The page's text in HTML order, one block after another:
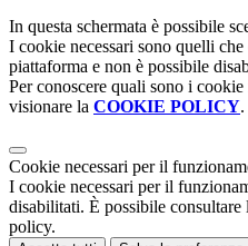
In questa schermata è possibile
I cookie necessari sono quelli
piattaforma e non è possibile
Per conoscere quali sono i
visionare la COOKIE POLICY.
Cookie necessari per il
I cookie necessari per il
disabilitati. È possibile
policy.